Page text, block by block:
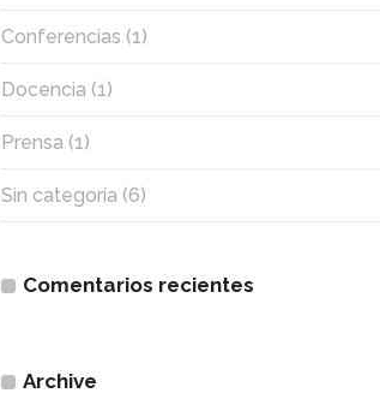
Conferencias (1)
Docencia (1)
Prensa (1)
Sin categoría (6)
Comentarios recientes
Archive